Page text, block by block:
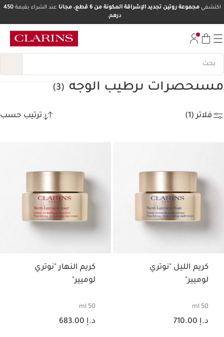
انتقل إلى أسفل الصفحة
اكتشفيمجموعة روتين تجديد الإشراقة المكونة من 6 قطع، مجانا عند الشراء بقيمة450
درهم.
مستحضرات ترطيب الوجه (3)
فلاتر (1) ترتيب حسب
كريم الليل "نوتري
لوميير"
50 ml
السعر الحالي هو د.إ 710.00
د.إ 710.00
كريم النهار "نوتري
لوميير"
50 ml
السعر الحالي هو د.إ 683.00
د.إ 683.00